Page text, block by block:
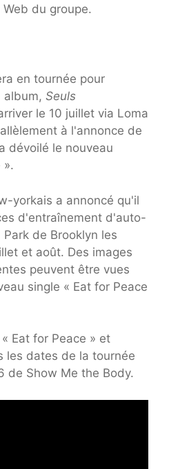
du groupe.
en tournée pour
album, Seuls
le 10 juillet via Loma
à l'annonce de
dévoilé le nouveau
».
yorkais a annoncé qu'il
d'entraînement d'auto-
de Brooklyn les
et août. Des images
peuvent être vues
single « Eat for Peace
Eat for Peace » et
les dates de la tournée
de Show Me the Body.